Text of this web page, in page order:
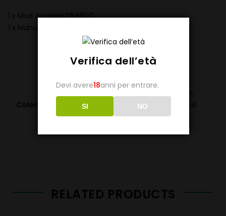
1 x Mod Amante DNA80C
1 x Manuale di utilizzo
Colore
Black/Blue, Black/Green, Black/Orange,
Black/Purple, Black/Red, Black/Silver, Full
Black, Grey/Black
RELATED PRODUCTS
Verifica dell’età
Devi avere18anni per entrare.
SI NO